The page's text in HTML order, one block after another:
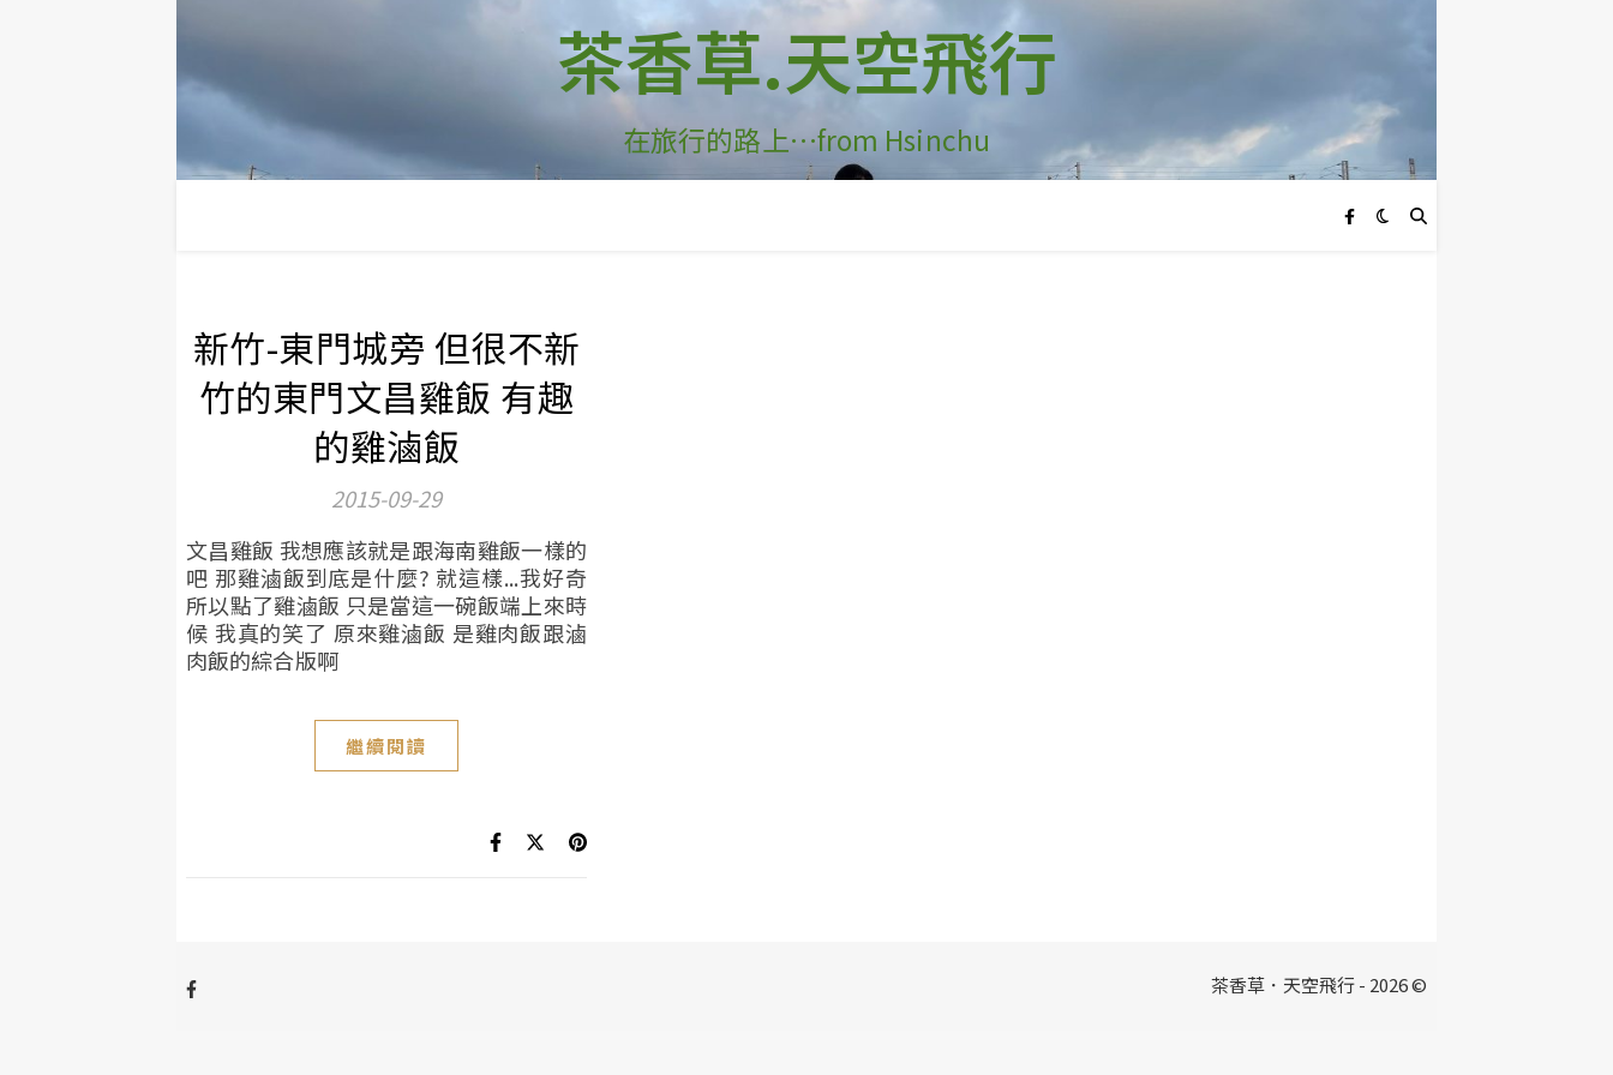
茶香草.天空飛行
在旅行的路上…from Hsinchu
新竹-東門城旁 但很不新
竹的東門文昌雞飯 有趣
的雞滷飯
2015-09-29
文昌雞飯 我想應該就是跟海南雞飯一樣的
吧 那雞滷飯到底是什麼? 就這樣...我好奇
所以點了雞滷飯 只是當這一碗飯端上來時
候 我真的笑了 原來雞滷飯 是雞肉飯跟滷
肉飯的綜合版啊
繼續閱讀
茶香草．天空飛行 - 2026 ©